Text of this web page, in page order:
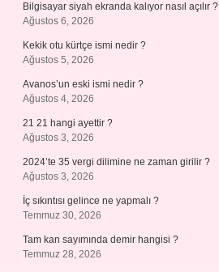
Bilgisayar siyah ekranda kalıyor nasıl açılır ?
Ağustos 6, 2026
Kekik otu kürtçe ismi nedir ?
Ağustos 5, 2026
Avanos’un eski ismi nedir ?
Ağustos 4, 2026
21 21 hangi ayettir ?
Ağustos 3, 2026
2024’te 35 vergi dilimine ne zaman girilir ?
Ağustos 3, 2026
İç sıkıntısı gelince ne yapmalı ?
Temmuz 30, 2026
Tam kan sayımında demir hangisi ?
Temmuz 28, 2026